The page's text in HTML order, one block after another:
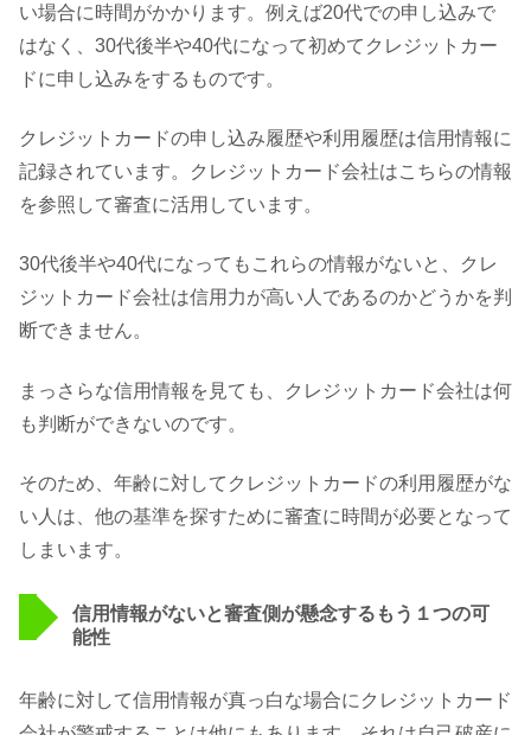
い場合に時間がかかります。例えば20代での申し込みで
はなく、30代後半や40代になって初めてクレジットカー
ドに申し込みをするものです。
クレジットカードの申し込み履歴や利用履歴は信用情報に
記録されています。クレジットカード会社はこちらの情報
を参照して審査に活用しています。
30代後半や40代になってもこれらの情報がないと、クレ
ジットカード会社は信用力が高い人であるのかどうかを判
断できません。
まっさらな信用情報を見ても、クレジットカード会社は何
も判断ができないのです。
そのため、年齢に対してクレジットカードの利用履歴がな
い人は、他の基準を探すために審査に時間が必要となって
しまいます。
信用情報がないと審査側が懸念するもう１つの可
能性
年齢に対して信用情報が真っ白な場合にクレジットカード